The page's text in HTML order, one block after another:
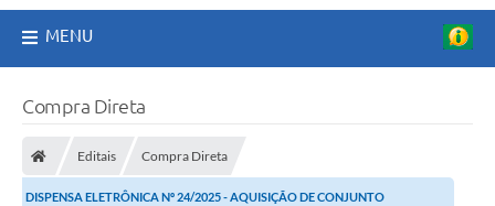
MENU
Compra Direta
Editais Compra Direta
DISPENSA ELETRÔNICA Nº 24/2025 - AQUISIÇÃO DE CONJUNTO